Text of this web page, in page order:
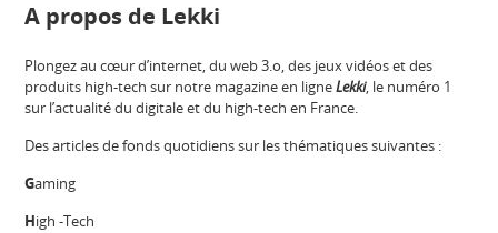
A propos de Lekki
Plongez au cœur d’internet, du web 3.o, des jeux vidéos et des
produits high-tech sur notre magazine en ligneLekki, le numéro 1
sur l’actualité du digitale et du high-tech en France.
Des articles de fonds quotidiens sur les thématiques suivantes :
Gaming
High -Tech